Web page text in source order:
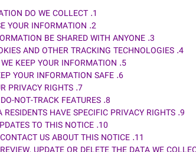
1. WHAT INFORMATION DO WE COLLECT?
2. HOW DO WE USE YOUR INFORMATION?
3. WILL YOUR INFORMATION BE SHARED WITH ANYONE?
4. DO WE USE COOKIES AND OTHER TRACKING TECHNOLOGIES?
5. HOW LONG DO WE KEEP YOUR INFORMATION?
6. HOW DO WE KEEP YOUR INFORMATION SAFE?
7. WHAT ARE YOUR PRIVACY RIGHTS?
8. CONTROLS FOR DO-NOT-TRACK FEATURES
9. DO CALIFORNIA RESIDENTS HAVE SPECIFIC PRIVACY RIGHTS?
10. DO WE MAKE UPDATES TO THIS NOTICE?
11. HOW CAN YOU CONTACT US ABOUT THIS NOTICE?